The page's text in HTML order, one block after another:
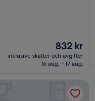
Priset
är
832 kr
832 kr
inklusive skatter och avgifter
16 aug. – 17 aug.